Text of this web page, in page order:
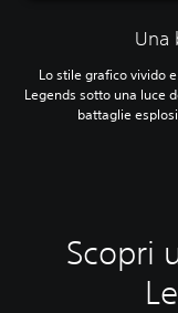
Una
Lo stile grafico vivido
Legends sotto una luce
battaglie
Scopri